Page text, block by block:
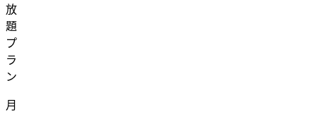
放
題
プ
ラ
ン
月